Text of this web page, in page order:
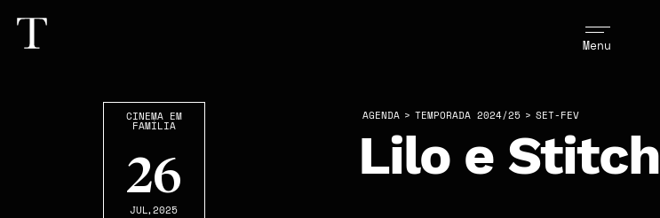
Menu
Lilo e Stitch
CINEMA EM
FAMÍLIA
26
JUL,2025
AGENDA > TEMPORADA 2024/25 > SET-FEV